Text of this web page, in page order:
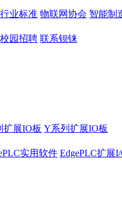
行业标准 物联网协会 智能制
校园招聘 联系钡铼
扩展IO板 Y系列扩展IO板
实用软件 EdgePLC扩展